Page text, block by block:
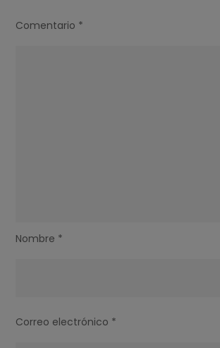
Comentario *
Nombre *
Correo electrónico *